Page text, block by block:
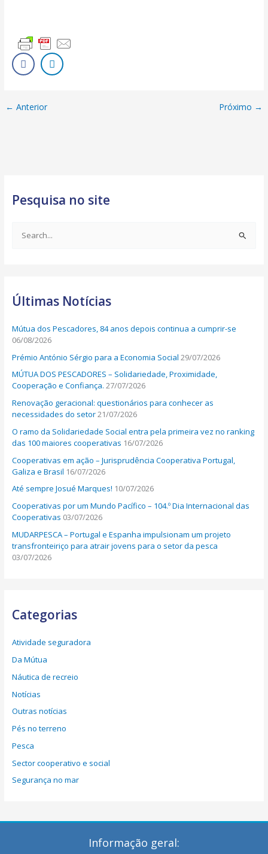
← Anterior Próximo →
Pesquisa no site
c
f
o
r
:
Últimas Notícias
Mútua dos Pescadores, 84 anos depois continua a cumprir-se
06/08/2026
Prémio António Sérgio para a Economia Social 29/07/2026
MÚTUA DOS PESCADORES – Solidariedade, Proximidade,
Cooperação e Confiança. 27/07/2026
Renovação geracional: questionários para conhecer as
necessidades do setor21/07/2026
O ramo da Solidariedade Social entra pela primeira vez no ranking
das 100 maiores cooperativas 16/07/2026
Cooperativas em ação – Jurisprudência Cooperativa Portugal,
Galiza e Brasil 16/07/2026
Até sempre Josué Marques! 10/07/2026
Cooperativas por um Mundo Pacífico – 104.º Dia Internacional das
Cooperativas 03/07/2026
MUDARPESCA – Portugal e Espanha impulsionam um projeto
transfronteiriço para atrair jovens para o setor da pesca
03/07/2026
Categorias
Atividade seguradora
Da Mútua
Náutica de recreio
Notícias
Outras notícias
Pés no terreno
Pesca
Sector cooperativo e social
Segurança no mar
Informação geral: